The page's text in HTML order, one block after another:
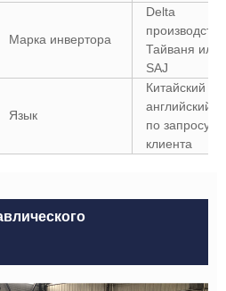
Марка инвертора
Delta
производства
Тайваня или
SAJ
Язык
Китайский и
английский
по запросу
клиента